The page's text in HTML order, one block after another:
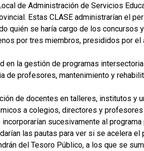
de Administración de Servicios
Estas CLASE administrarían el
quién se haría cargo de los concursos
por tres miembros, presididos por
en la gestión de programas
de profesores, mantenimiento y
de docentes en talleres, institutos y
a colegios, directores y
sucesivamente al
las pautas para ver si se acelera
del Tesoro Público, a los que se